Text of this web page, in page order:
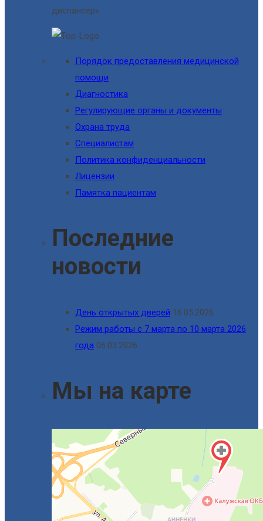
диспансер»
Порядок предоставления медицинской
помощи
Диагностика
Регулирующие органы и документы
Охрана труда
Специалистам
Политика конфиденциальности
Лицензии
Памятка пациентам
Последние
новости
День открытых дверей 16.05.2026
Режим работы с 7 марта по 10 марта 2026
года 06.03.2026
Мы на карте